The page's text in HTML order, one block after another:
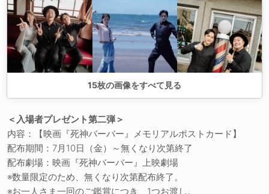
15枚の画像をすべて見る
＜入場者プレゼント第二弾＞
内容：【映画『死神バーバー』メモリアルポストカード】
配布期間：7月10日（金）～無くなり次第終了
配布劇場：映画『死神バーバー』上映劇場
※数量限定のため、無くなり次第配布終了。
※お一人さま一回のご鑑賞につき、1つお渡し。